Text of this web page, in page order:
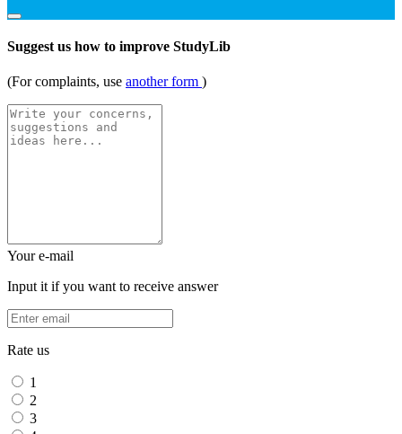
Suggest us how to improve StudyLib
(For complaints, use another form )
Your e-mail
Input it if you want to receive answer
Rate us
1
2
3